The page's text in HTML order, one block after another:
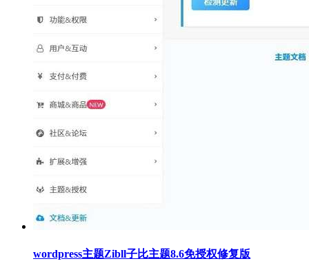
wordpress主题Zibll子比主题8.6免授权修复版